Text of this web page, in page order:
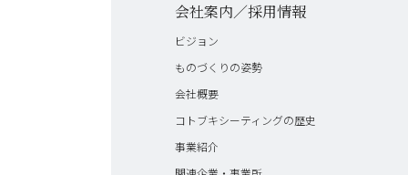
会社案内／採用情報
ビジョン
ものづくりの姿勢
会社概要
コトブキシーティングの歴史
事業紹介